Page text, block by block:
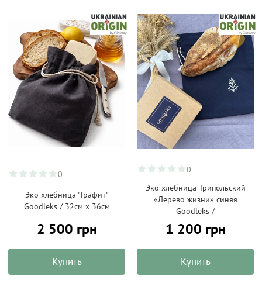
0
Эко-хлебница "Графит"
Goodleks / 32см х 36см
2 500 грн
Купить
0
Эко-хлебница Трипольский
«Дерево жизни» синяя
Goodleks /
1 200 грн
Купить